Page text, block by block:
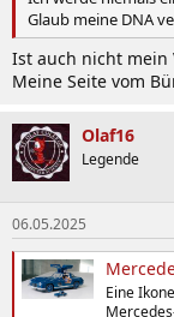
Glaub meine DNA
Ist auch nicht mein
Meine Seite vom
Olaf16
Legende
06.05.2025
Eine